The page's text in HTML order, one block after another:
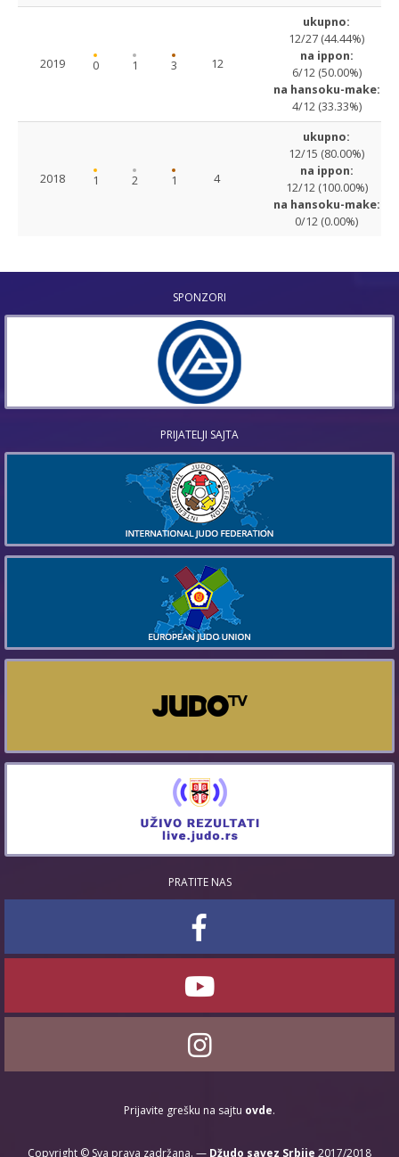
2019 0 1 3 12
ukupno:
12/27 (44.44%)
na ippon:
6/12 (50.00%)
na hansoku-make:
4/12 (33.33%)
2018 1 2 1 4
ukupno:
12/15 (80.00%)
na ippon:
12/12 (100.00%)
na hansoku-make:
0/12 (0.00%)
SPONZORI
PRIJATELJI SAJTA
PRATITE NAS
Prijavite grešku na sajtu ovde.
Copyright © Sva prava zadržana. — Džudo savez Srbije 2017/2018